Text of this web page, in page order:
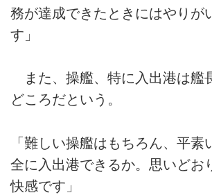
務が達成できたときにはやりが
す」
また、操艦、特に入出港は艦
どころだという。
「難しい操艦はもちろん、平素
全に入出港できるか。思いどお
快感です」